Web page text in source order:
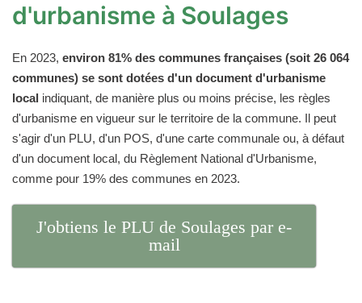
d'urbanisme à Soulages
En 2023, environ 81% des communes françaises (soit 26 064
communes) se sont dotées d'un document d'urbanisme
local indiquant, de manière plus ou moins précise, les règles
d'urbanisme en vigueur sur le territoire de la commune. Il peut
s'agir d'un PLU, d'un POS, d'une carte communale ou, à défaut
d'un document local, du Règlement National d'Urbanisme,
comme pour 19% des communes en 2023.
J'obtiens le PLU de Soulages par e-
mail